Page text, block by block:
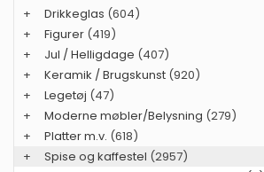
+
Drikkeglas (604)
+
Figurer (419)
+
Jul / Helligdage (407)
+
Keramik / Brugskunst (920)
+
Legetøj (47)
+
Moderne møbler/Belysning (279)
+
Platter m.v. (618)
+
Spise og kaffestel (2957)